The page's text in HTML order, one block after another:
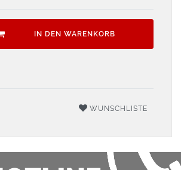
IN DEN WARENKORB
WUNSCHLISTE